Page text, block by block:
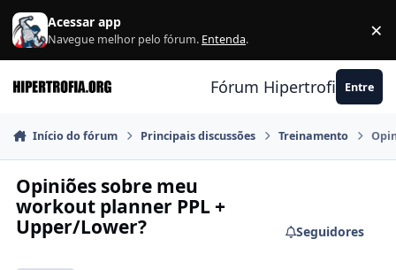
Ir para conteúdo
Acessar app
Navegue melhor pelo fórum. Entenda. ×
Fórum Hipertrofia.org
Entre
Início do fórum Principais discussões Treinamento
Opiniões sobre meu
workout planner PPL +
Upper/Lower?
Seguidores